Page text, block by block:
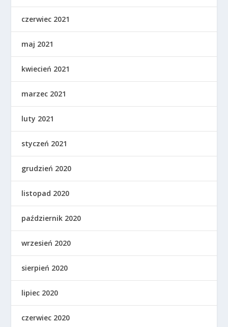
czerwiec 2021
maj 2021
kwiecień 2021
marzec 2021
luty 2021
styczeń 2021
grudzień 2020
listopad 2020
październik 2020
wrzesień 2020
sierpień 2020
lipiec 2020
czerwiec 2020